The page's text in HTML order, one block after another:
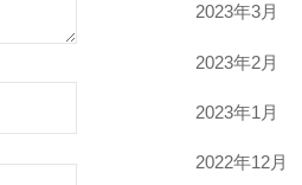
2023年3月
2023年2月
2023年1月
2022年12月